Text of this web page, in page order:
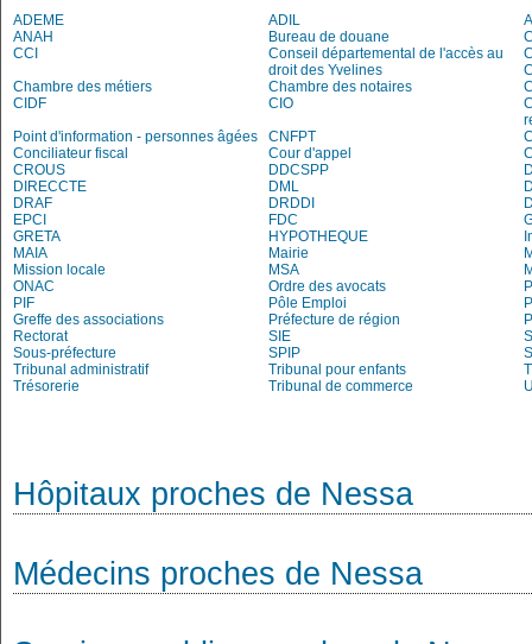
ADEME ADIL
ANAH
Bureau de douane
CCI
Conseil départemental de l'accès au
droit des Yvelines
Chambre des métiers
Chambre des notaires
CIDF
CIO
Point d'information - personnes âgées
CNFPT
Conciliateur fiscal
Cour d'appel
CROUS
DDCSPP
DIRECCTE
DML
DRAF
DRDDI
EPCI
FDC
GRETA
HYPOTHEQUE
MAIA
Mairie
Mission locale
MSA
ONAC
Ordre des avocats
PIF
Pôle Emploi
Greffe des associations
Préfecture de région
Rectorat
SIE
Sous-préfecture
SPIP
Tribunal administratif
Tribunal pour enfants
Trésorerie
Tribunal de commerce
Hôpitaux proches de Nessa
Médecins proches de Nessa